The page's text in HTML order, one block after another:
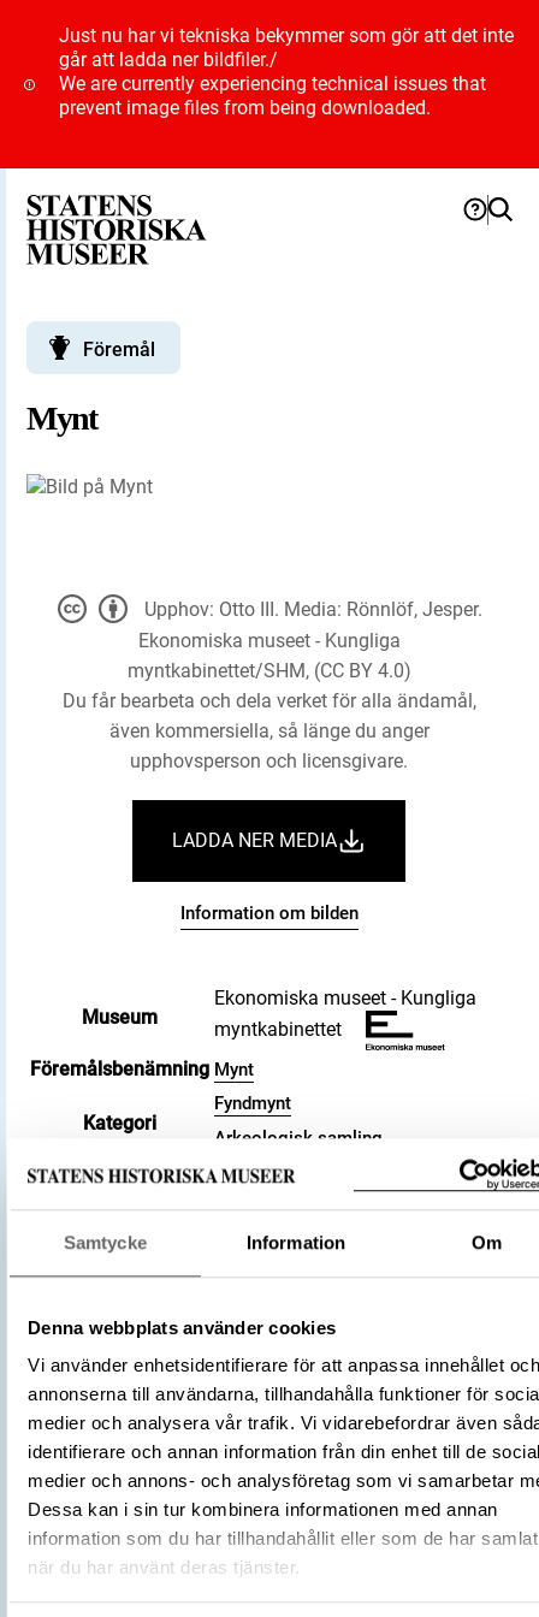
Samtycke Information Om
Denna webbplats använder cookies
Vi använder enhetsidentifierare för att anpassa innehållet och
annonserna till användarna, tillhandahålla funktioner för
medier och analysera vår trafik. Vi vidarebefordrar även
identifierare och annan information från din enhet till de
medier och annons- och analysföretag som vi samarbetar
Dessa kan i sin tur kombinera informationen med annan
information som du har tillhandahållit eller som de har
när du har använt deras tjänster.
Just nu har vi tekniska bekymmer som gör att det inte
går att ladda ner bildfiler./
We are currently experiencing technical issues that
prevent image files from being downloaded.
Föremål
Mynt
Museum
Ekonomiska museet - Kungliga
myntkabinettet
Föremålsbenämning Mynt
Kategori
Fyndmynt
Arkeologisk samling
Valör
1 pfennig
Material
Silver
Storlek
Vikt 1.54 g
Antal
Tidsperiod
Vikingatid
Tillverkningsplats
Tysk-romerska riket
Köln
Tillverkare Otto III
(Myntherre)
Föremålsnummer
3008477
Andra nummer
Undernummer: 148
Litteratur
Die Münzen von Köln, 1935, Häv. 34
(Hävernick, Walter)
Upphov: Otto III. Media: Rönnlöf, Jesper.
Ekonomiska museet - Kungliga
myntkabinettet/SHM, (CC BY 4.0)
Du får bearbeta och dela verket för alla ändamål,
även kommersiella, så länge du anger
upphovsperson och licensgivare.
LADDA NER MEDIA
Information om bilden